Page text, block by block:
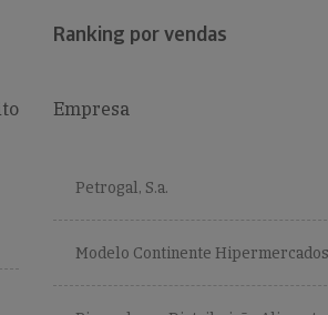
Ranking por vendas
Empresa
Petrogal, S.a.
Modelo Continente Hipermercados